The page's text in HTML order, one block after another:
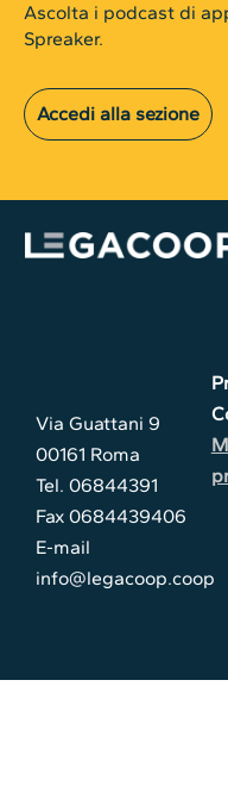
Ascolta i podcast di
Spreaker.
Accedi alla sezione
Via Guattani 9
00161 Roma
Tel. 06844391
Fax 0684439406
E-mail
info@legacoop.coop